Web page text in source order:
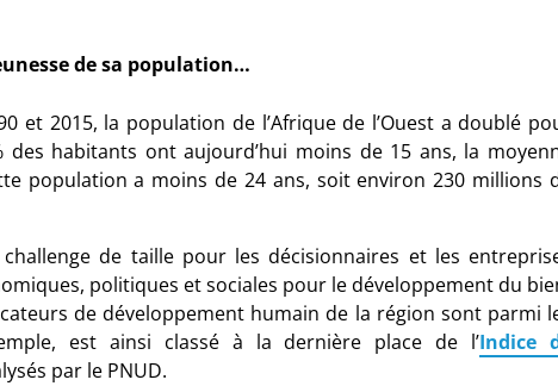
de sa population…
et 2015, la population de l’Afrique de l’Ouest a doublé
des habitants ont aujourd’hui moins de 15 ans, la
population a moins de 24 ans, soit environ 230 millions
de taille pour les décisionnaires et les
politiques et sociales pour le développement du
de développement humain de la région sont parmi
est ainsi classé à la dernière place de l’Indice
par le PNUD.